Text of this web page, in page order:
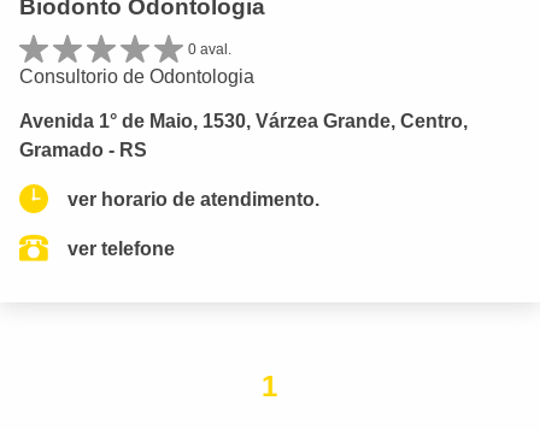
Biodonto Odontologia
0 aval.
Consultorio de Odontologia
Avenida 1° de Maio, 1530, Várzea Grande, Centro,
Gramado - RS
ver horario de atendimento.
ver telefone
1